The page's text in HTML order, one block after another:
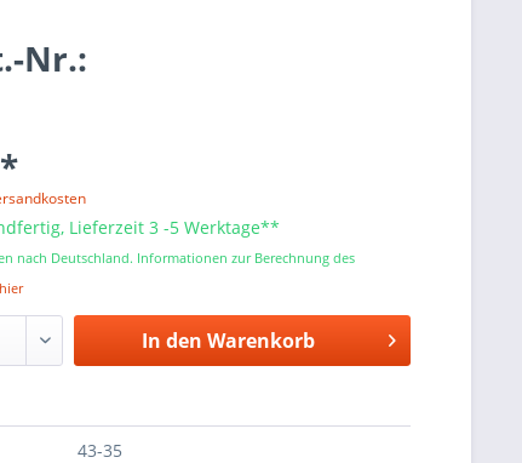
Nr.:
Lieferzeit 3 -5 Werktage**
nach Deutschland. Informationen zur Berechnung des
hier
In den Warenkorb
43-35